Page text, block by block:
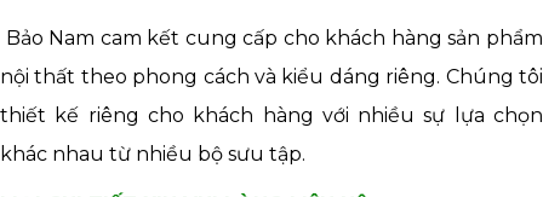
Bảo Nam cam kết cung cấp cho khách hàng sản phẩm
nội thất theo phong cách và kiểu dáng riêng. Chúng tôi
thiết kế riêng cho khách hàng với nhiều sự lựa chọn
khác nhau từ nhiều bộ sưu tập.